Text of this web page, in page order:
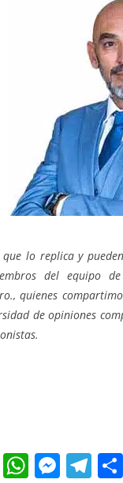
lo replica y
del equipo
quienes
de opiniones
E W M T